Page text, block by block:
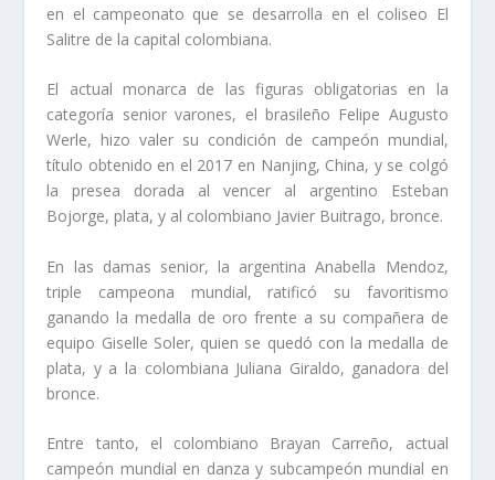
en el campeonato que se desarrolla en el coliseo El
Salitre de la capital colombiana.
El actual monarca de las figuras obligatorias en la
categoría senior varones, el brasileño Felipe Augusto
Werle, hizo valer su condición de campeón mundial,
título obtenido en el 2017 en Nanjing, China, y se colgó
la presea dorada al vencer al argentino Esteban
Bojorge, plata, y al colombiano Javier Buitrago, bronce.
En las damas senior, la argentina Anabella Mendoz,
triple campeona mundial, ratificó su favoritismo
ganando la medalla de oro frente a su compañera de
equipo Giselle Soler, quien se quedó con la medalla de
plata, y a la colombiana Juliana Giraldo, ganadora del
bronce.
Entre tanto, el colombiano Brayan Carreño, actual
campeón mundial en danza y subcampeón mundial en